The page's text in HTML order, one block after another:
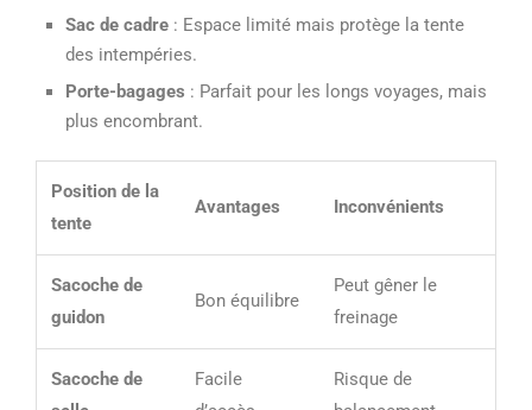
Sac de cadre : Espace limité mais protège la tente
des intempéries.
Porte-bagages : Parfait pour les longs voyages, mais
plus encombrant.
Position de la
tente
Avantages Inconvénients
Sacoche de
guidon
Bon équilibre
Peut gêner le
freinage
Sacoche de
Facile
Risque de